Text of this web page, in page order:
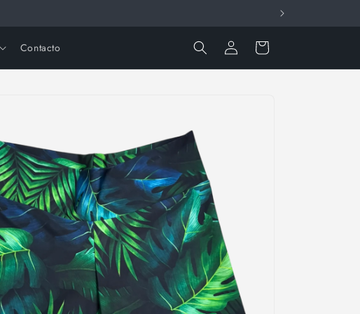
Contacto
Iniciar
sesión
Carrito